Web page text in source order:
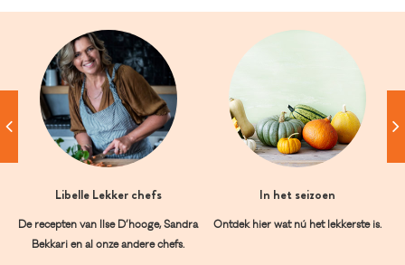
Libelle Lekker chefs
De recepten van Ilse D’hooge, Sandra
Bekkari en al onze andere chefs.
In het seizoen
Ontdek hier wat nú het lekkerste is.